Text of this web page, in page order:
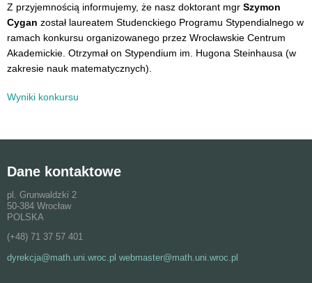
Z przyjemnością informujemy, że nasz doktorant mgr Szymon
Cygan został laureatem Studenckiego Programu Stypendialnego w
ramach konkursu organizowanego przez Wrocławskie Centrum
Akademickie. Otrzymał on Stypendium im. Hugona Steinhausa (w
zakresie nauk matematycznych).
Wyniki konkursu
Dane kontaktowe
pl. Grunwaldzki 2
50-384 Wrocław
POLSKA
(+48) 71 37 57 401
dyrekcja@math.uni.wroc.pl webmaster@math.uni.wroc.pl